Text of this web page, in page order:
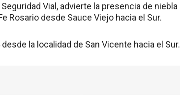
Vial, advierte la presencia de niebla
Rosario desde Sauce Viejo hacia el Sur.
la localidad de San Vicente hacia el Sur.